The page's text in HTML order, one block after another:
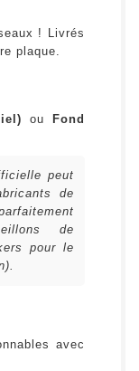
! Livrés
plaque.
ou
Fond
peut
de
de
pour le
avec